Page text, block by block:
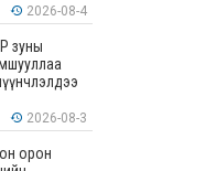
дүн чухал
2026-08-4
зуны
2026-08-3
орон